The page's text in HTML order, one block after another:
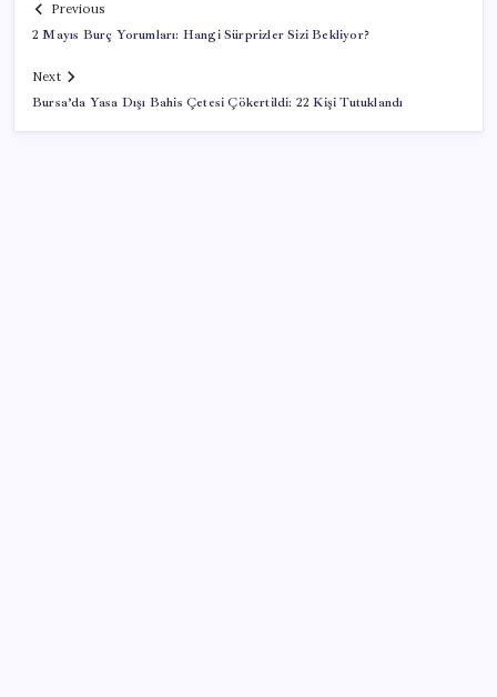
Previous
2 Mayıs Burç Yorumları: Hangi Sürprizler Sizi Bekliyor?
Next
Bursa’da Yasa Dışı Bahis Çetesi Çökertildi: 22 Kişi Tutuklandı